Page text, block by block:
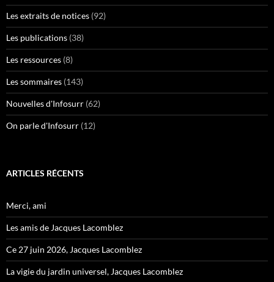
Les extraits de notices (92)
Les publications (38)
Les ressources (8)
Les sommaires (143)
Nouvelles d'Infosurr (62)
On parle d'Infosurr (12)
ARTICLES RÉCENTS
Merci, ami
Les amis de Jacques Lacomblez
Ce 27 juin 2026, Jacques Lacomblez
La vigie du jardin universel, Jacques Lacomblez